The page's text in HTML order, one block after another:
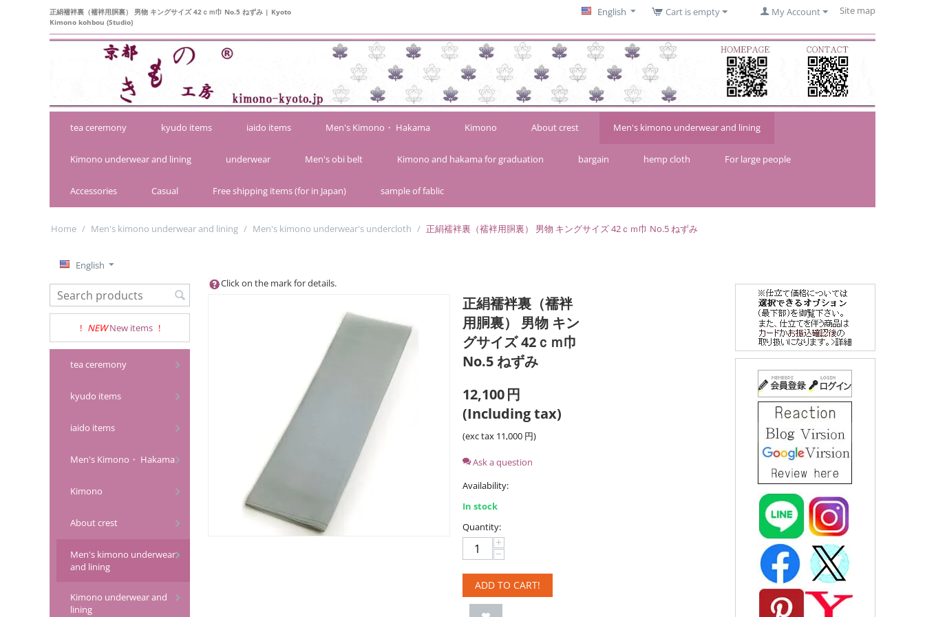
正絹襦袢裏（襦袢用胴裏） 男物 キングサイズ 42ｃｍ巾 No.5 ねずみ | Kyoto
Kimono kohbou (Studio)
Site map
My Account
Cart is empty
English
tea ceremony kyudo items iaido items Men's Kimono・ Hakama Kimono About crest Men's kimono underwear and lining
Kimono underwear and lining underwear Men's obi belt Kimono and hakama for graduation bargain hemp cloth For large people
Accessories Casual Free shipping items (for in Japan) sample of fablic
Home / Men's kimono underwear and lining / Men's kimono underwear's undercloth / 正絹襦袢裏（襦袢用胴裏） 男物 キングサイズ 42ｃｍ巾 No.5 ねずみ
English
! NEW New items !
tea ceremony
kyudo items
iaido items
Men's Kimono・ Hakama
Kimono
About crest
Men's kimono underwear
and lining
Kimono underwear and
lining
Click on the mark for details.
正絹襦袢裏（襦袢
用胴裏） 男物 キン
グサイズ 42ｃｍ巾
No.5 ねずみ
12,100円
(Including tax)
(exc tax 11,000 円)
Ask a question
Availability:
In stock
Quantity:
+
−
ADD TO CART!